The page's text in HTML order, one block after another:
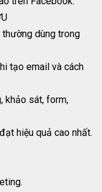
dùng trong
tạo email và cách
khảo sát, form,
hiệu quả cao nhất.